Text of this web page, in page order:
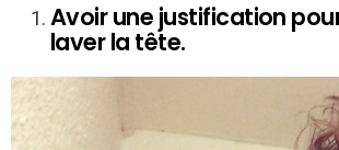
Avoir une justification
laver la tête.